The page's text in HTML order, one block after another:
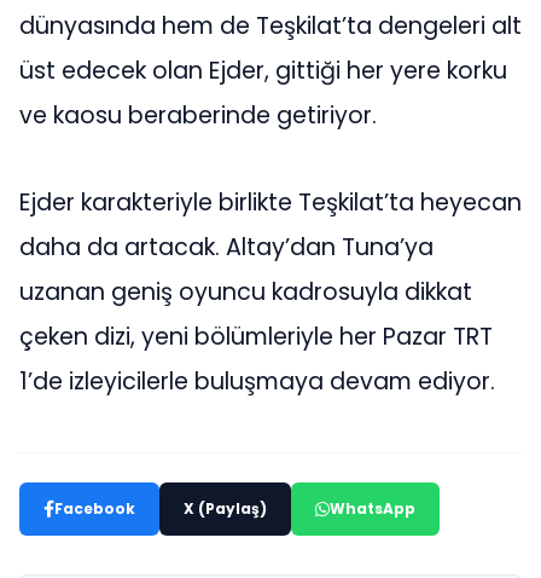
dünyasında hem de Teşkilat’ta dengeleri alt
üst edecek olan Ejder, gittiği her yere korku
ve kaosu beraberinde getiriyor.
Ejder karakteriyle birlikte Teşkilat’ta heyecan
daha da artacak. Altay’dan Tuna’ya
uzanan geniş oyuncu kadrosuyla dikkat
çeken dizi, yeni bölümleriyle her Pazar TRT
1’de izleyicilerle buluşmaya devam ediyor.
Facebook X (Paylaş) WhatsApp